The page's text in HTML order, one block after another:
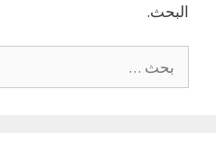
البحث.
عن: